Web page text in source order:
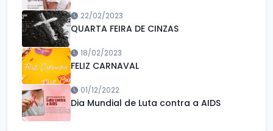
22/02/2023
QUARTA FEIRA DE CINZAS
18/02/2023
FELIZ CARNAVAL
01/12/2022
Dia Mundial de Luta contra a AIDS